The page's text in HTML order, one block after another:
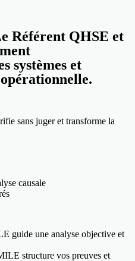
Référent QHSE et
systèmes et
sans juger et transforme la
causale
guide une analyse objective et
structure vos preuves et